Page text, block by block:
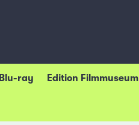
Blu-ray Edition Filmmuseum